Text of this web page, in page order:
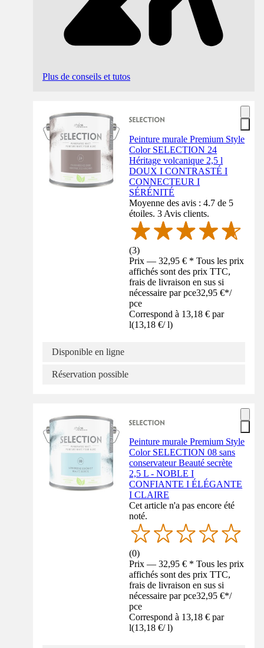
Plus de conseils et tutos
Peinture murale Premium Style
Color SELECTION 24
Héritage volcanique 2,5 l
DOUX I CONTRASTÉ I
CONNECTEUR I
SÉRÉNITÉ
Moyenne des avis : 4.7 de 5
étoiles. 3 Avis clients.
(3)
Prix — 32,95 € * Tous les prix
affichés sont des prix TTC,
frais de livraison en sus si
nécessaire par pce32,95 €*/
pce
Correspond à 13,18 € par
l(13,18 €/ l)
Disponible en ligne
Réservation possible
Peinture murale Premium Style
Color SELECTION 08 sans
conservateur Beauté secrète
2,5 L - NOBLE I
CONFIANTE I ÉLÉGANTE
I CLAIRE
Cet article n'a pas encore été
noté.
(0)
Prix — 32,95 € * Tous les prix
affichés sont des prix TTC,
frais de livraison en sus si
nécessaire par pce32,95 €*/
pce
Correspond à 13,18 € par
l(13,18 €/ l)